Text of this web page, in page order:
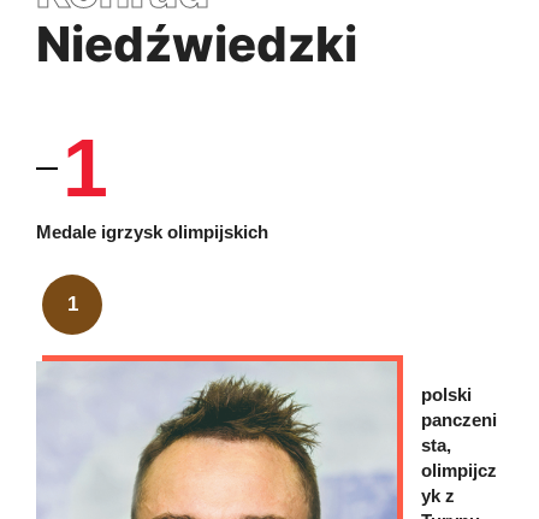
Niedźwiedzki
1
Medale igrzysk olimpijskich
1
polski
panczeni
sta,
olimpijcz
yk z